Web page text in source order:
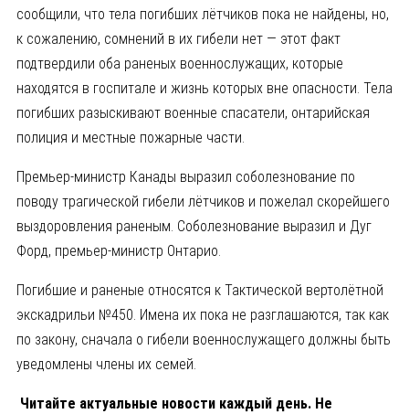
сообщили, что тела погибших лётчиков пока не найдены, но,
к сожалению, сомнений в их гибели нет — этот факт
подтвердили оба раненых военнослужащих, которые
находятся в госпитале и жизнь которых вне опасности. Тела
погибших разыскивают военные спасатели, онтарийская
полиция и местные пожарные части.
Премьер-министр Канады выразил соболезнование по
поводу трагической гибели лётчиков и пожелал скорейшего
выздоровления раненым. Соболезнование выразил и Дуг
Форд, премьер-министр Онтарио.
Погибшие и раненые относятся к Тактической вертолётной
экскадрильи №450. Имена их пока не разглашаются, так как
по закону, сначала о гибели военнослужащего должны быть
уведомлены члены их семей.
Читайте актуальные новости каждый день. Не